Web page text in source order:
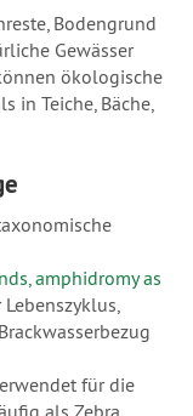
Bodengrund
Gewässer
ökologische
in Teiche, Bäche,
amphidromy as
für die
als Zebra